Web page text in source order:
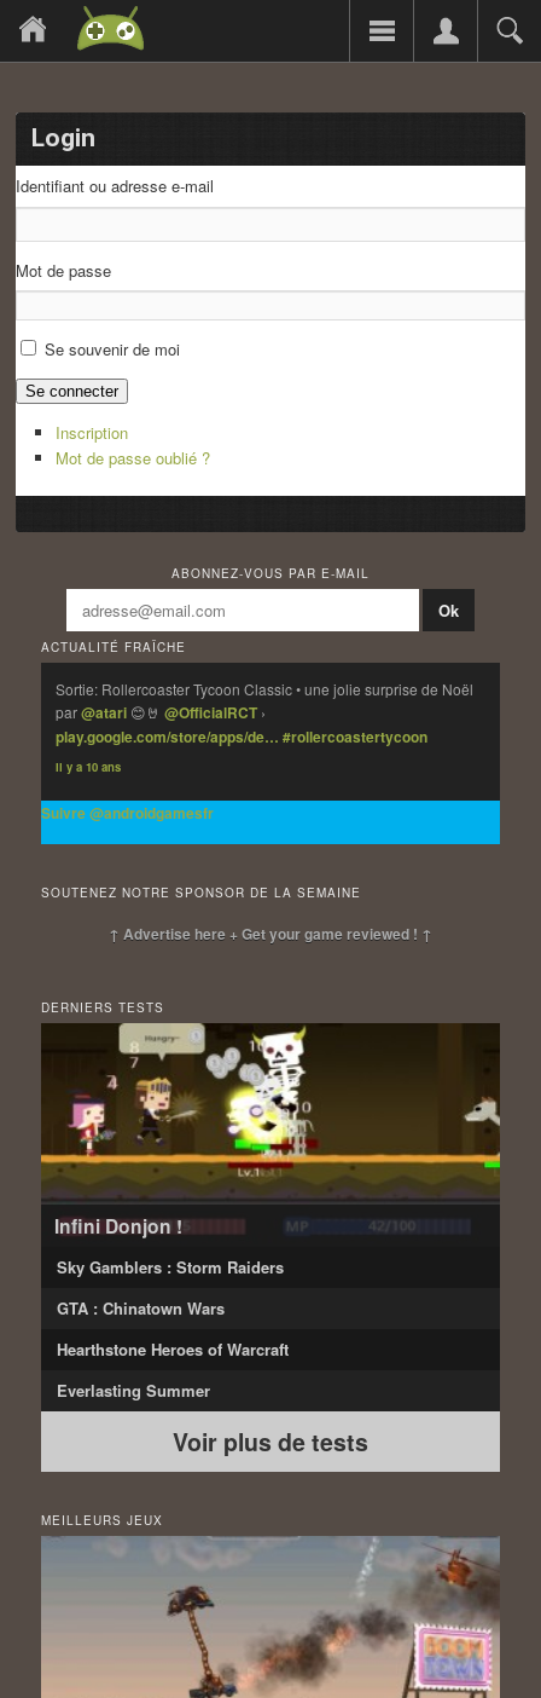
Login
Identifiant ou adresse e-mail
Mot de passe
Se souvenir de moi
Se connecter
Inscription
Mot de passe oublié ?
ABONNEZ-VOUS PAR E-MAIL
ACTUALITÉ FRAÎCHE
Sortie: Rollercoaster Tycoon Classic • une jolie surprise de Noël
par@atari 😊🤘@OfficialRCT ›
play.google.com/store/apps/de… #rollercoastertycoon
Il y a 10 ans
Suivre @androidgamesfr
SOUTENEZ NOTRE SPONSOR DE LA SEMAINE
↑ Advertise here + Get your game reviewed ! ↑
DERNIERS TESTS
Infini Donjon !
Sky Gamblers : Storm Raiders
GTA : Chinatown Wars
Hearthstone Heroes of Warcraft
Everlasting Summer
Voir plus de tests
MEILLEURS JEUX